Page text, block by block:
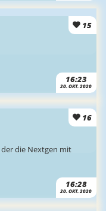
15
16:23
20. OKT. 2020
16
16:28
20. OKT. 2020
die Nextgen mit